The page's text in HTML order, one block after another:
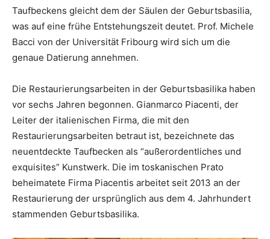
Taufbeckens gleicht dem der Säulen der Geburtsbasilia,
was auf eine frühe Entstehungszeit deutet. Prof. Michele
Bacci von der Universität Fribourg wird sich um die
genaue Datierung annehmen.
Die Restaurierungsarbeiten in der Geburtsbasilika haben
vor sechs Jahren begonnen. Gianmarco Piacenti, der
Leiter der italienischen Firma, die mit den
Restaurierungsarbeiten betraut ist, bezeichnete das
neuentdeckte Taufbecken als “außerordentliches und
exquisites” Kunstwerk. Die im toskanischen Prato
beheimatete Firma Piacentis arbeitet seit 2013 an der
Restaurierung der ursprünglich aus dem 4. Jahrhundert
stammenden Geburtsbasilika.